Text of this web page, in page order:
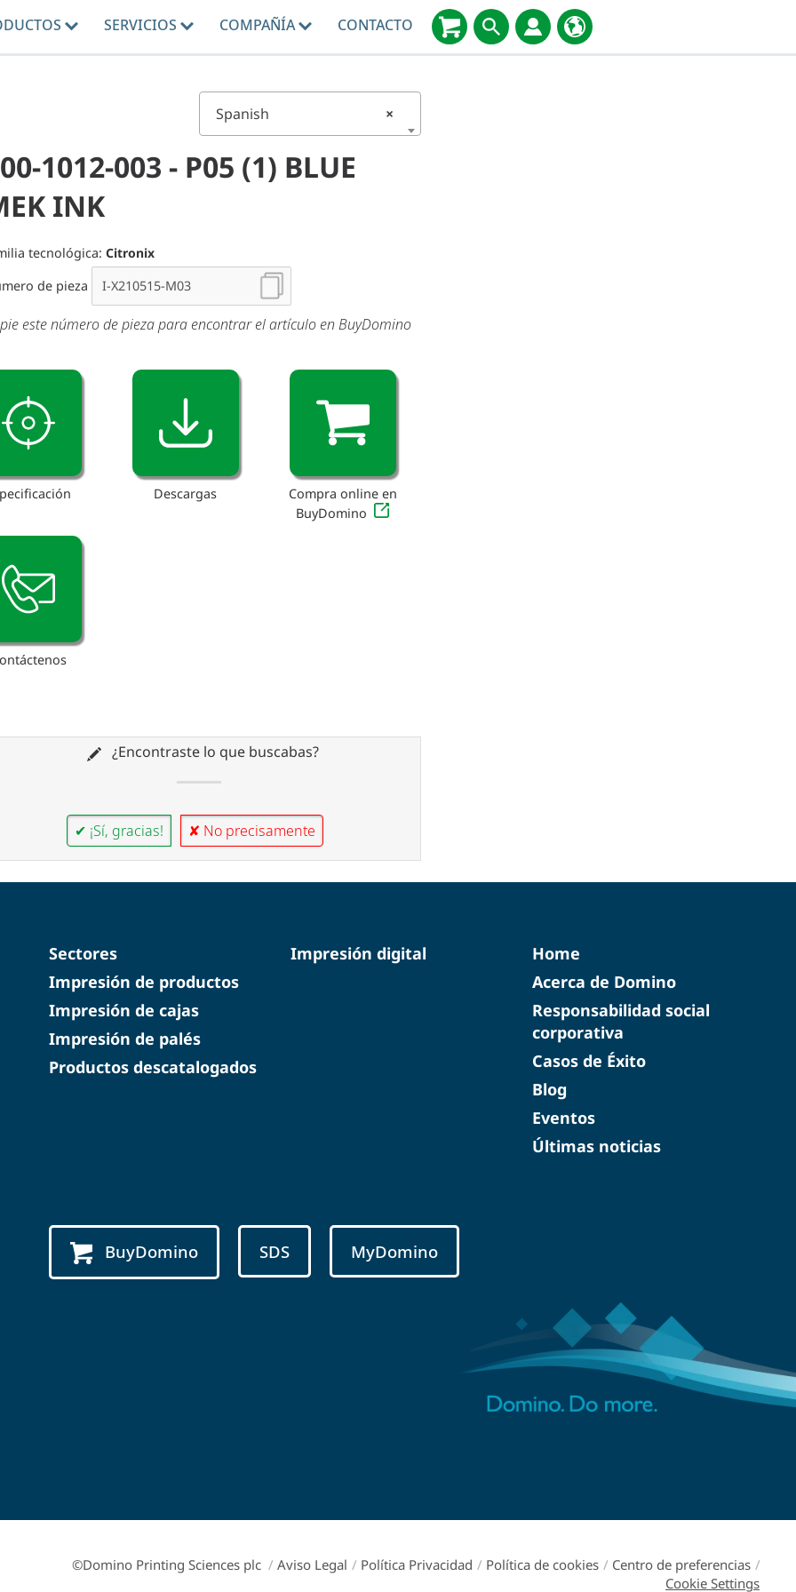
SERVICIOS COMPAÑÍA CONTACTO
×
Spanish
1012-003 - P05 (1) BLUE
INK
tecnológica: Citronix
de pieza
este número de pieza para encontrar el artículo en BuyDomino
Descargas
Compra online en
BuyDomino
¿Encontraste lo que buscabas?
✔ ¡Sí, gracias! ✘ No precisamente
Sectores
Impresión de productos
Impresión de cajas
Impresión de palés
Productos descatalogados
Impresión digital
Home
Acerca de Domino
Responsabilidad social
corporativa
Casos de Éxito
Blog
Eventos
Últimas noticias
BuyDomino SDS MyDomino
©Domino Printing Sciences plc / Aviso Legal / Política Privacidad / Política de cookies / Centro de preferencias /
Cookie Settings